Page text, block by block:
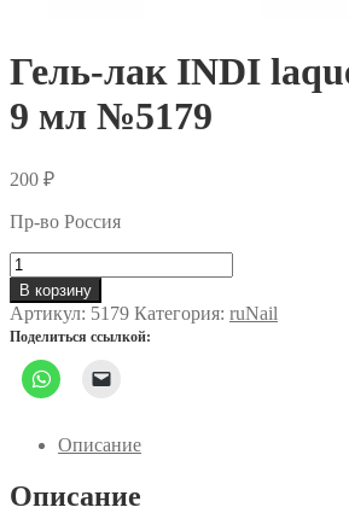
Гель-лак INDI
9 мл №5179
200 ₽
Пр-во Россия
Количество
товара
Гель-
лак
INDI
laque
TREND,
№5179
В корзину
Артикул: 5179 Категория: ruNail
Поделиться ссылкой:
Описание
Описание